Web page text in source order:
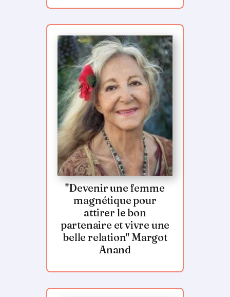
"Devenir une femme
magnétique pour
attirer le bon
partenaire et vivre une
belle relation" Margot
Anand